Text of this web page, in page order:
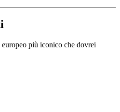
più iconico che dovrei